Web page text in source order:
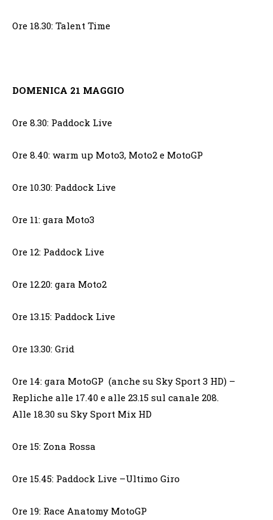
Ore 18.30: Talent Time
DOMENICA 21 MAGGIO
Ore 8.30: Paddock Live
Ore 8.40: warm up Moto3, Moto2 e MotoGP
Ore 10.30: Paddock Live
Ore 11: gara Moto3
Ore 12: Paddock Live
Ore 12.20: gara Moto2
Ore 13.15: Paddock Live
Ore 13.30: Grid
Ore 14: gara MotoGP (anche su Sky Sport 3 HD) –
Repliche alle 17.40 e alle 23.15 sul canale 208.
Alle 18.30 su Sky Sport Mix HD
Ore 15: Zona Rossa
Ore 15.45: Paddock Live –Ultimo Giro
Ore 19: Race Anatomy MotoGP